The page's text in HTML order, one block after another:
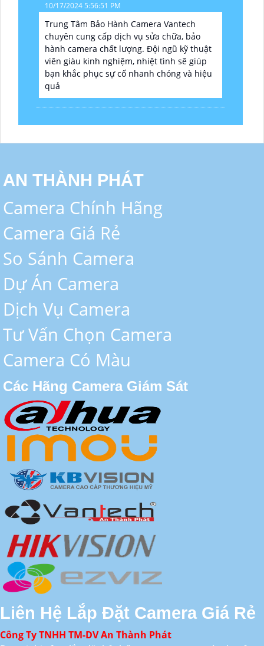
10/17/2024 5:56:51 PM
Trung Tâm Bảo Hành Camera Vantech
chuyên cung cấp dịch vụ sửa chữa, bảo
hành camera chất lượng. Đội ngũ kỹ thuật
viên giàu kinh nghiệm, nhiệt tình sẽ giúp
bạn khắc phục sự cố nhanh chóng và hiệu
quả
AN THÀNH PHÁT
Camera Chính Hãng
Camera Giá Rẻ
So Sánh Camera
Dự Án Camera
Dịch Vụ Camera
Tư Vấn Chọn Camera
Camera Có Màu
Các Hãng Camera Giám Sát
Liên Hệ Lắp Đặt Camera Giá Rẻ
Công Ty TNHH TM-DV An Thành Phát